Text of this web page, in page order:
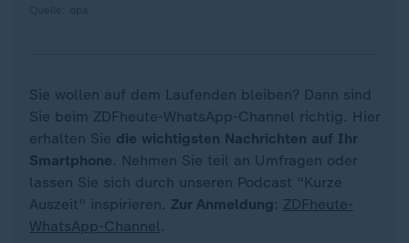
Sie wollen auf dem Laufenden bleiben? Dann sind
Sie beim ZDFheute-WhatsApp-Channel richtig. Hier
erhalten Sie die wichtigsten Nachrichten auf Ihr
Smartphone. Nehmen Sie teil an Umfragen oder
lassen Sie sich durch unseren Podcast "Kurze
Auszeit" inspirieren. Zur Anmeldung : ZDFheute-
WhatsApp-Channel.